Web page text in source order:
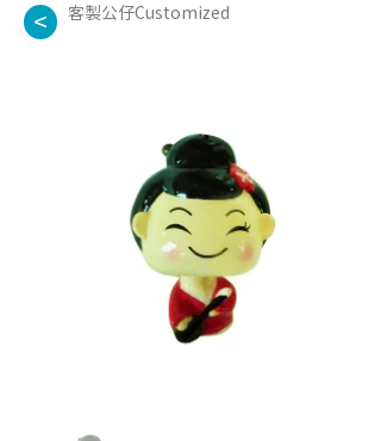
< 客製公仔Customized